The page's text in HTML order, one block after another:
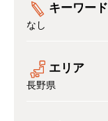
キーワード
なし
エリア
長野県